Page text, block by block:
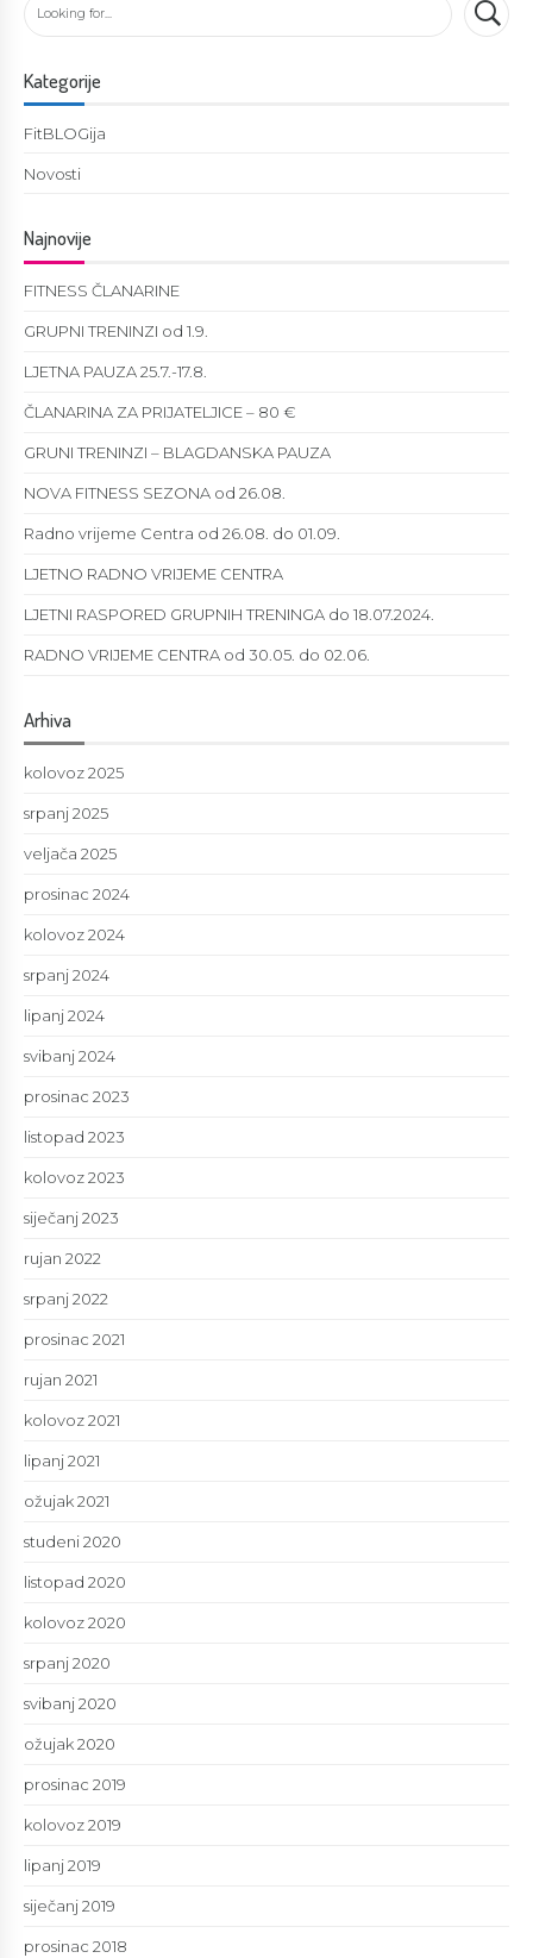
Kategorije
FitBLOGija
Novosti
Najnovije
FITNESS ČLANARINE
GRUPNI TRENINZI od 1.9.
LJETNA PAUZA 25.7.-17.8.
ČLANARINA ZA PRIJATELJICE – 80 €
GRUNI TRENINZI – BLAGDANSKA PAUZA
NOVA FITNESS SEZONA od 26.08.
Radno vrijeme Centra od 26.08. do 01.09.
LJETNO RADNO VRIJEME CENTRA
LJETNI RASPORED GRUPNIH TRENINGA do 18.07.2024.
RADNO VRIJEME CENTRA od 30.05. do 02.06.
Arhiva
kolovoz 2025
srpanj 2025
veljača 2025
prosinac 2024
kolovoz 2024
srpanj 2024
lipanj 2024
svibanj 2024
prosinac 2023
listopad 2023
kolovoz 2023
siječanj 2023
rujan 2022
srpanj 2022
prosinac 2021
rujan 2021
kolovoz 2021
lipanj 2021
ožujak 2021
studeni 2020
listopad 2020
kolovoz 2020
srpanj 2020
svibanj 2020
ožujak 2020
prosinac 2019
kolovoz 2019
lipanj 2019
siječanj 2019
prosinac 2018